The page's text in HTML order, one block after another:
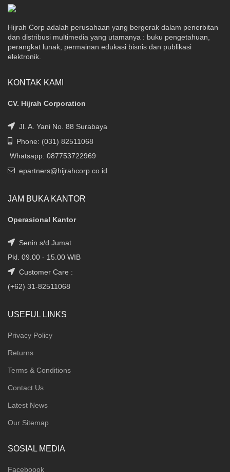
Hijrah Corp adalah perusahaan yang bergerak dalam penerbitan
dan distribusi multimedia yang utamanya : buku pengetahuan,
perangkat lunak, permainan edukasi bisnis dan publikasi
elektronik.
KONTAK KAMI
CV. Hijrah Corporation
Jl. A. Yani No. 88 Surabaya
Phone: (031) 82511068
Whatsapp: 087753722969
epartners@hijrahcorp.co.id
JAM BUKA KANTOR
Operasional Kantor
Senin s/d Jumat
Pkl. 09.00 - 15.00 WIB
Customer Care :
(+62) 31-82511068
USEFUL LINKS
Privacy Policy
Returns
Terms & Conditions
Contact Us
Latest News
Our Sitemap
SOSIAL MEDIA
Faceboook